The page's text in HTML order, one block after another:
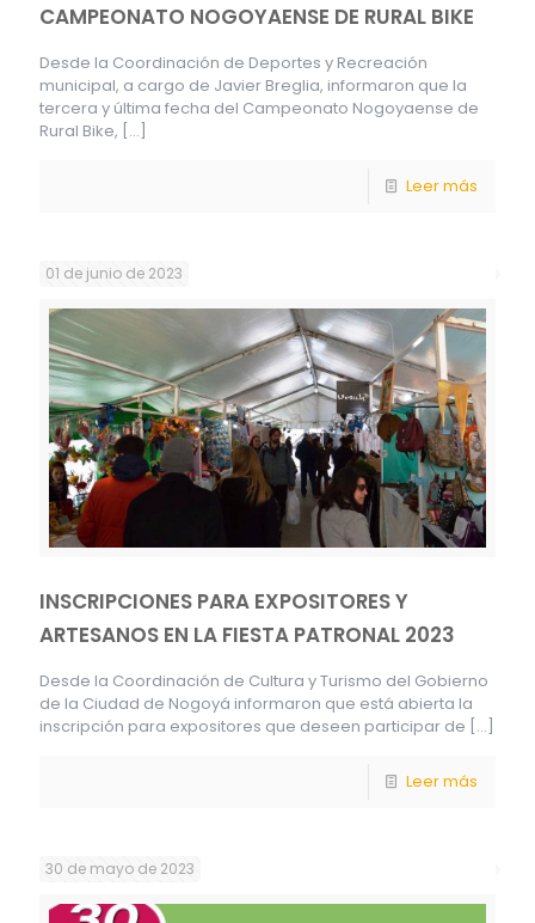
CAMPEONATO NOGOYAENSE DE RURAL BIKE
Desde la Coordinación de Deportes y Recreación
municipal, a cargo de Javier Breglia, informaron que la
tercera y última fecha del Campeonato Nogoyaense de
Rural Bike, […]
Leer más
01 de junio de 2023
INSCRIPCIONES PARA EXPOSITORES Y
ARTESANOS EN LA FIESTA PATRONAL 2023
Desde la Coordinación de Cultura y Turismo del Gobierno
de la Ciudad de Nogoyá informaron que está abierta la
inscripción para expositores que deseen participar de […]
Leer más
30 de mayo de 2023